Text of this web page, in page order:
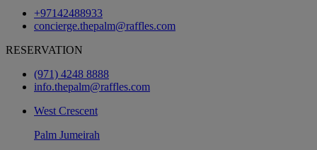
+97142488933
concierge.thepalm@raffles.com
RESERVATION
(971) 4248 8888
info.thepalm@raffles.com
West Crescent
Palm Jumeirah